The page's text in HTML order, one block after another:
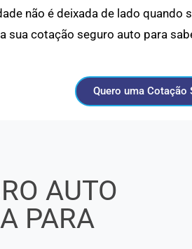
não é deixada de lado
sua cotação seguro auto para
Quero uma Cotação
AUTO
PARA